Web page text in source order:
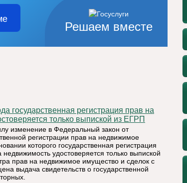
Решаем вместе
только выпиской из ЕГРП
изменение в Федеральный закон от
регистрации прав на недвижимое
которого государственная регистрация
удостоверяется только выпиской
прав на недвижимое имущество и сделок с
выдача свидетельств о государственной